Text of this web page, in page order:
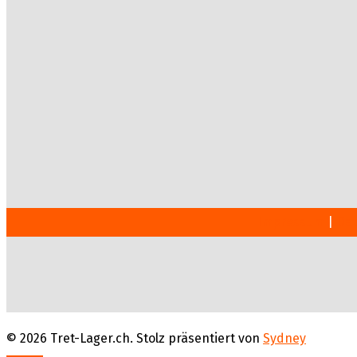
© 2026 Tret-Lager.ch. Stolz präsentiert von Sydney